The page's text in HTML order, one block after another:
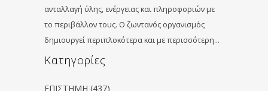
ανταλλαγή ύλης, ενέργειας και πληροφοριών με
το περιβάλλον τους. Ο ζωντανός οργανισμός
δημιουργεί περιπλοκότερα και με περισσότερη…
Kατηγορίες
ΕΠΙΣΤΗΜΗ (437)